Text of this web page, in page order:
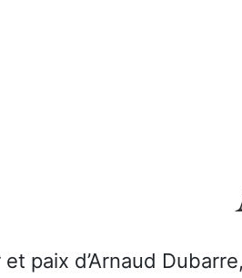
et paix d’Arnaud